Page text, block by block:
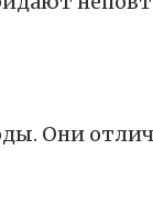
Они